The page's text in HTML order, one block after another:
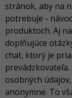
stránok, aby na
potrebuje -
produktoch. Aj
doplňujúce
chat, ktorý je
osobných
anonymne. To